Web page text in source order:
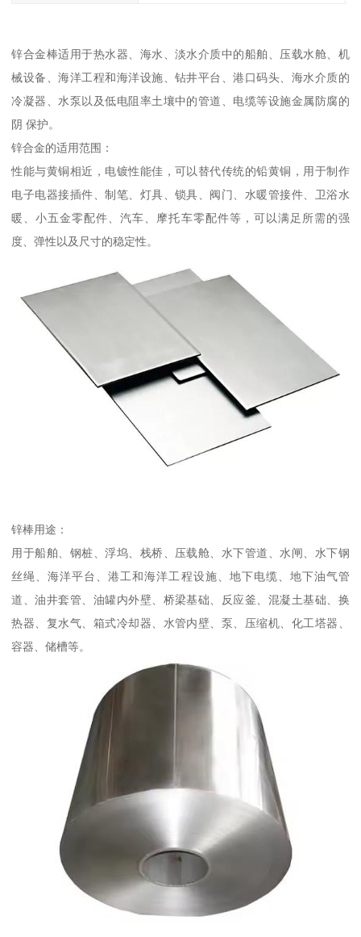
锌合金棒适用于热水器、海水、淡水介质中的船舶、压载水舱、机
械设备、海洋工程和海洋设施、钻井平台、港口码头、海水介质的
冷凝器、水泵以及低电阻率土壤中的管道、电缆等设施金属防腐的
阴 保护。
锌合金的适用范围：
性能与黄铜相近，电镀性能佳，可以替代传统的铅黄铜，用于制作
电子电器接插件、制笔、灯具、锁具、阀门、水暖管接件、卫浴水
暖、小五金零配件、汽车、摩托车零配件等，可以满足所需的强
度、弹性以及尺寸的稳定性。
锌棒用途：
用于船舶、钢桩、浮坞、栈桥、压载舱、水下管道、水闸、水下钢
丝绳、海洋平台、港工和海洋工程设施、地下电缆、地下油气管
道、油井套管、油罐内外壁、桥梁基础、反应釜、混凝土基础、换
热器、复水气、箱式冷却器、水管内壁、泵、压缩机、化工塔器、
容器、储槽等。